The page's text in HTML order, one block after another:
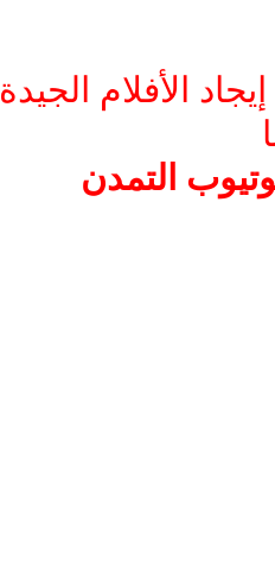
الأفلام الجيدة
التمدن